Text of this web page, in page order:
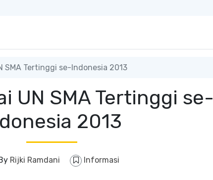
SMA Tertinggi se-Indonesia 2013
UN SMA Tertinggi se-
2013
Rijki Ramdani Informasi